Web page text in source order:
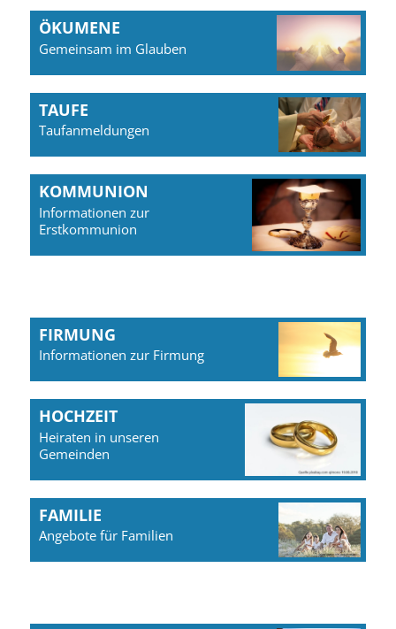
ÖKUMENE
Gemeinsam im Glauben
TAUFE
Taufanmeldungen
KOMMUNION
Informationen zur
Erstkommunion
FIRMUNG
Informationen zur Firmung
HOCHZEIT
Heiraten in unseren
Gemeinden
FAMILIE
Angebote für Familien